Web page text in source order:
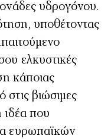
υδρογόνου.
υποθέτοντας
ελκυστικές
κάποιας
στις βιώσιμες
ιδέα που
ευρωπαϊκών